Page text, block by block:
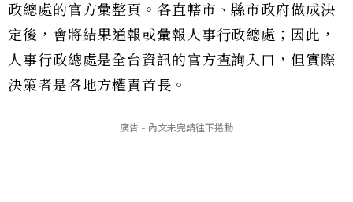
政總處的官方彙整頁。各直轄市、縣市政府做成決
定後，會將結果通報或彙報人事行政總處；因此，
人事行政總處是全台資訊的官方查詢入口，但實際
決策者是各地方權責首長。